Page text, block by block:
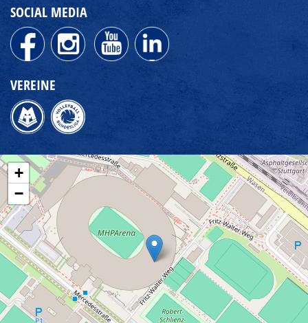
SOCIAL MEDIA
VEREINE
+
−